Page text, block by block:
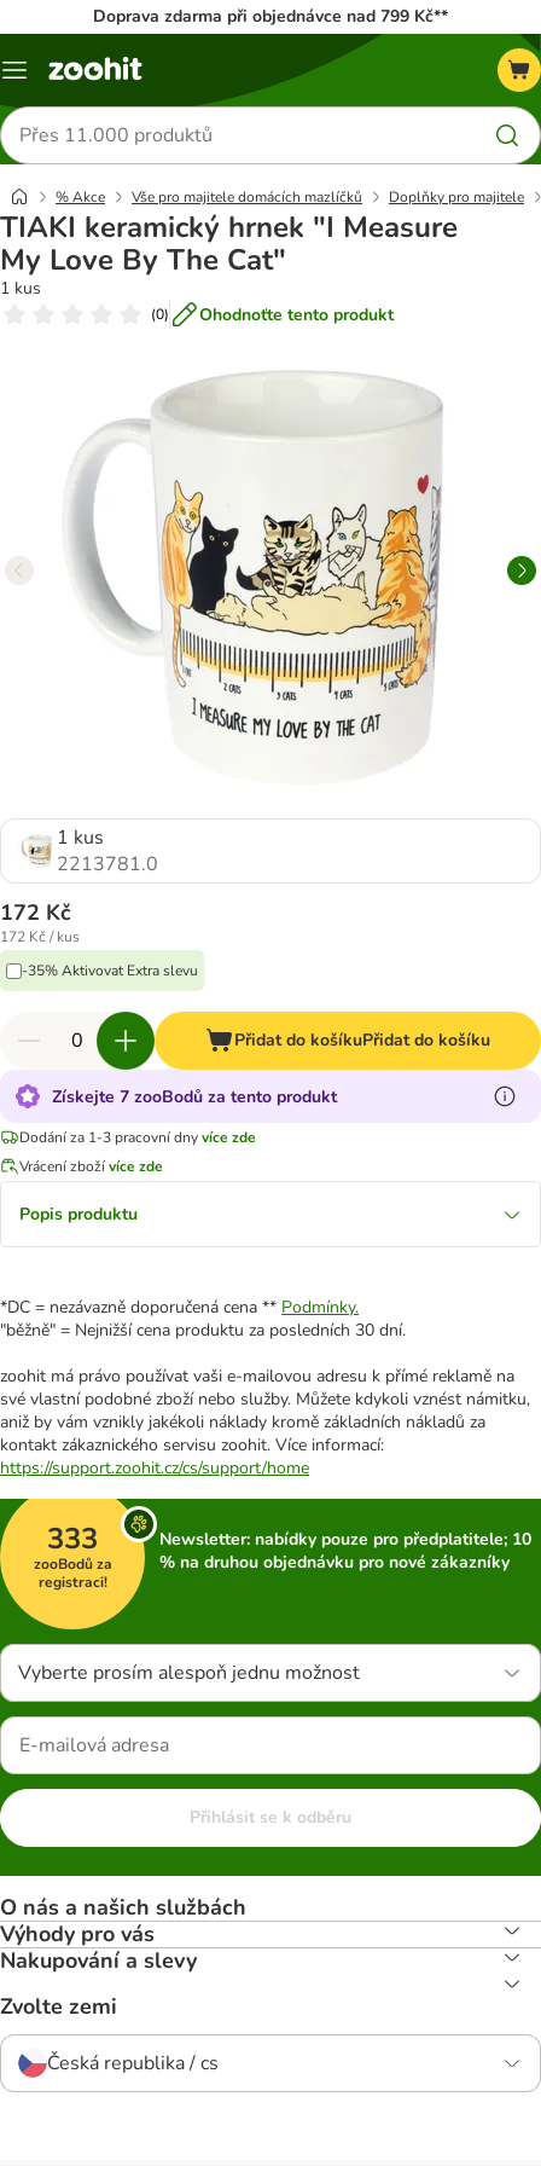
Doprava zdarma při objednávce nad 799 Kč**
Menu
Hledat
produkty
% Akce Vše pro majitele domácích mazlíčků Doplňky pro majitele
TIAKI keramický hrnek "I Measure
My Love By The Cat"
1 kus
(0) Ohodnoťte tento produkt
1 kus
2213781.0
172 Kč
172 Kč / kus
-35% Aktivovat Extra slevu
Přidat do košíkuPřidat do košíku
Získejte 7 zooBodů za tento produkt
Dodání za 1-3 pracovní dnyvíce zde
Vrácení zbožívíce zde
Popis produktu
*DC = nezávazně doporučená cena ** Podmínky.
"běžně" = Nejnižší cena produktu za posledních 30 dní.
zoohit má právo používat vaši e-mailovou adresu k přímé reklamě na
své vlastní podobné zboží nebo služby. Můžete kdykoli vznést námitku,
aniž by vám vznikly jakékoli náklady kromě základních nákladů za
kontakt zákaznického servisu zoohit. Více informací:
https://support.zoohit.cz/cs/support/home
333
zooBodů za
registraci!
Newsletter: nabídky pouze pro předplatitele; 10
% na druhou objednávku pro nové zákazníky
Vyberte prosím alespoň jednu možnost
Přihlásit se k odběru
O nás a našich službách
Výhody pro vás
Nakupování a slevy
Zvolte zemi
Česká republika / cs